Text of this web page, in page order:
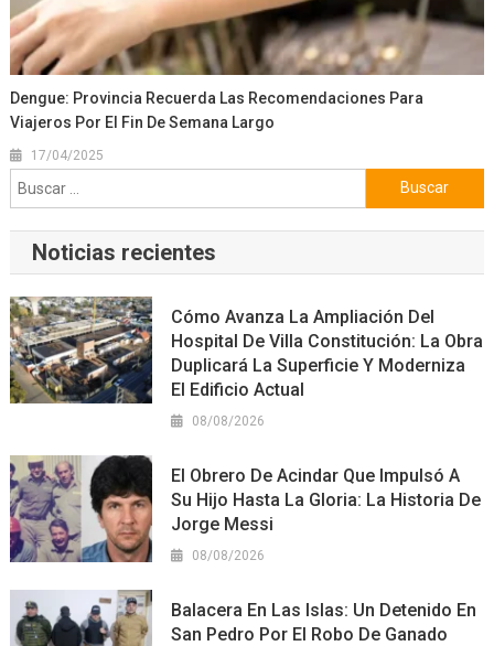
Dengue: Provincia Recuerda Las Recomendaciones Para
Viajeros Por El Fin De Semana Largo
17/04/2025
Buscar:
Noticias recientes
Cómo Avanza La Ampliación Del
Hospital De Villa Constitución: La Obra
Duplicará La Superficie Y Moderniza
El Edificio Actual
08/08/2026
El Obrero De Acindar Que Impulsó A
Su Hijo Hasta La Gloria: La Historia De
Jorge Messi
08/08/2026
Balacera En Las Islas: Un Detenido En
San Pedro Por El Robo De Ganado